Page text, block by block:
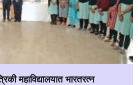
महाविद्यालयात भारतरत्न